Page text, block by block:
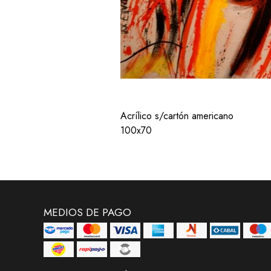
Acrílico s/cartón americano
100x70
MEDIOS DE PAGO